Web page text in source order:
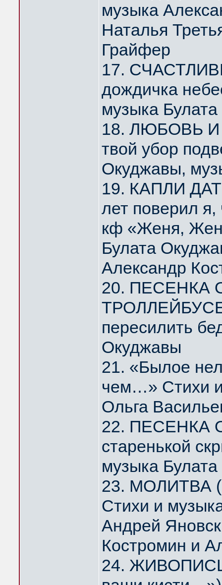
музыка
Наталья
Грайфер
17.
дождичка
музыка
18. ЛЮБОВЬ И
твой убор
Окуджавы,
19. КАПЛИ
лет поверил
кф «Женя,
Булата
Александр
20.
ТРОЛЛЕЙБУСЕ
пересилить
Окуджавы
21. «Былое
чем…» Стихи
Ольга
22. ПЕСЕНКА
старенькой
музыка
23. МОЛИТВА
Стихи и
Андрей
Костромин и
24.